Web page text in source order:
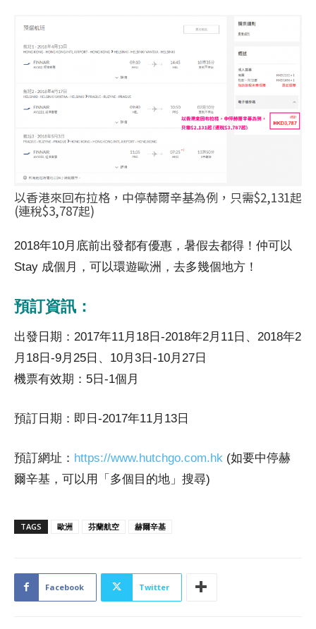
以香港來回布拉格，中停赫爾辛基為例，只需$2,131起
(連稅$3,787起)
2018年10月底前出發都有優惠，暑假去都得！仲可以
Stay 成個月，可以環遊歐洲，去多幾個地方！
預訂資訊：
出發日期：2017年11月18日-2018年2月11日、2018年2
月18日-9月25日、10月3日-10月27日
機票有效期：5日-1個月
預訂日期：即日-2017年11月13日
預訂網址： https://www.hutchgo.com.hk (如要中停赫
爾辛基，可以用「多個目的地」搜尋)
TAGS 歐洲 芬蘭航空 赫爾辛基
Facebook Twitter